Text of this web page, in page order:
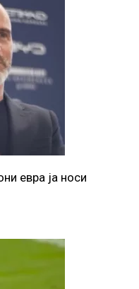
евра ја носи